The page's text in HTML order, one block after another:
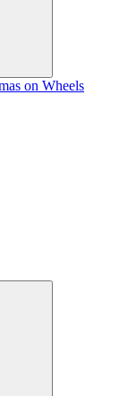
on Wheels